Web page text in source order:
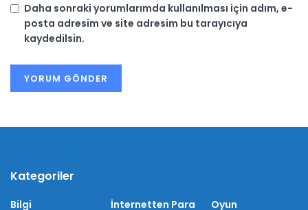
Daha sonraki yorumlarımda kullanılması için adım, e-
posta adresim ve site adresim bu tarayıcıya
kaydedilsin.
Kategoriler
Bilgi
İnternetten Para
Oyun